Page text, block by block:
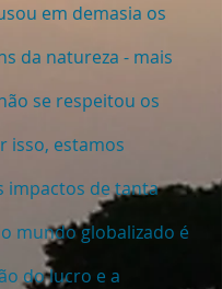
em demasia os
da natureza - mais
se respeitou os
isso, estamos
impactos de tanta
mundo globalizado é
do lucro e a